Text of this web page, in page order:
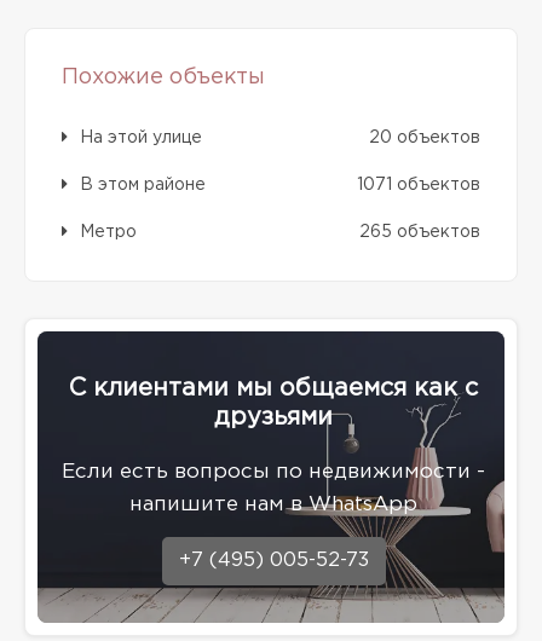
Похожие объекты
На этой улице 20 объектов
В этом районе 1071 объектов
Метро 265 объектов
С клиентами мы общаемся как с
друзьями
Eсли есть вопросы по недвижимости -
напишите нам в WhatsApp
+7 (495) 005-52-73